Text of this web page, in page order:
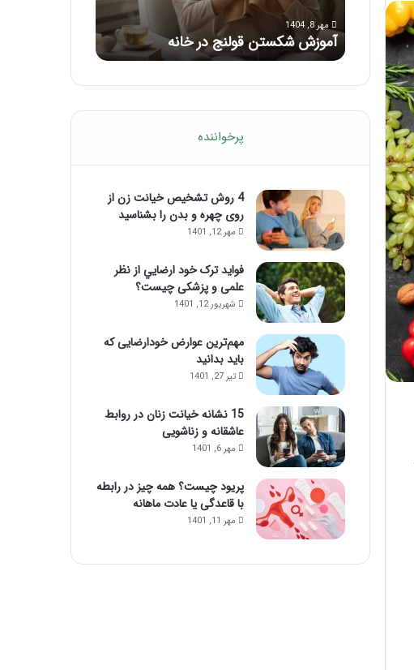
حواس‌جمع
شوید!
مرداد 6, 1404
ماساژ برای بهبود تمرکز ذهنی؛ با این
ماساژ حواس‌جمع شوید!
پرخواننده
4 روش تشخیص خیانت زن از
روی چهره و بدن را بشناسید
مهر 12, 1401
فواید ترک خود ارضايي از نظر
علمی و پزشکی چیست؟
شهریور 12, 1401
مهم‌ترین عوارض خودارضایی که
باید بدانید
تیر 27, 1401
15 نشانه خیانت زنان در روابط
عاشقانه و زناشویی
مهر 6, 1401
پریود چیست؟ همه چیز در رابطه
با قاعدگی یا عادت ماهانه
مهر 11, 1401